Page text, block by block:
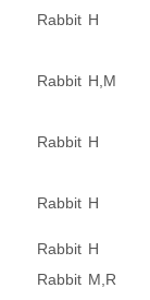
Rabbit H
Rabbit H,M
Rabbit H
Rabbit H
Rabbit H
Rabbit M,R